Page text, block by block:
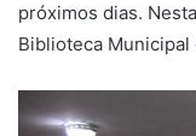
próximos dias.
Biblioteca Municipal